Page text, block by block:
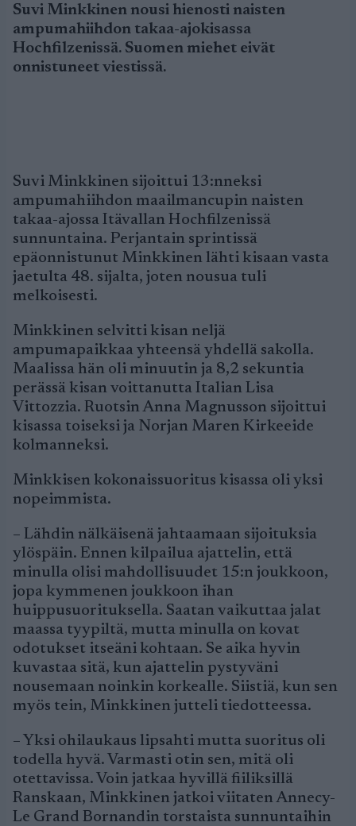
Suvi Minkkinen nousi hienosti naisten
ampumahiihdon takaa-ajokisassa
Hochfilzenissä. Suomen miehet eivät
onnistuneet viestissä.
Suvi Minkkinen sijoittui 13:nneksi
ampumahiihdon maailmancupin naisten
takaa-ajossa Itävallan Hochfilzenissä
sunnuntaina. Perjantain sprintissä
epäonnistunut Minkkinen lähti kisaan vasta
jaetulta 48. sijalta, joten nousua tuli
melkoisesti.
Minkkinen selvitti kisan neljä
ampumapaikkaa yhteensä yhdellä sakolla.
Maalissa hän oli minuutin ja 8,2 sekuntia
perässä kisan voittanutta Italian Lisa
Vittozzia. Ruotsin Anna Magnusson sijoittui
kisassa toiseksi ja Norjan Maren Kirkeeide
kolmanneksi.
Minkkisen kokonaissuoritus kisassa oli yksi
nopeimmista.
– Lähdin nälkäisenä jahtaamaan sijoituksia
ylöspäin. Ennen kilpailua ajattelin, että
minulla olisi mahdollisuudet 15:n joukkoon,
jopa kymmenen joukkoon ihan
huippusuorituksella. Saatan vaikuttaa jalat
maassa tyypiltä, mutta minulla on kovat
odotukset itseäni kohtaan. Se aika hyvin
kuvastaa sitä, kun ajattelin pystyväni
nousemaan noinkin korkealle. Siistiä, kun sen
myös tein, Minkkinen jutteli tiedotteessa.
– Yksi ohilaukaus lipsahti mutta suoritus oli
todella hyvä. Varmasti otin sen, mitä oli
otettavissa. Voin jatkaa hyvillä fiiliksillä
Ranskaan, Minkkinen jatkoi viitaten Annecy-
Le Grand Bornandin torstaista sunnuntaihin